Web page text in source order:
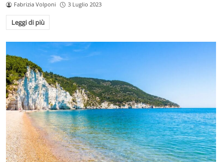
Fabrizia Volponi 3 Luglio 2023
Leggi di più